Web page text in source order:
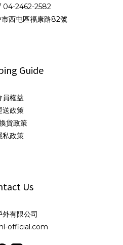
04-2462-2582
西屯區福康路82號
Guide
員權益
送政策
貨政策
私政策
Us
外有限公司
official.com